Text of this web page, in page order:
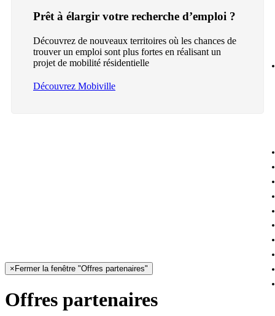
Prêt à élargir votre recherche d’emploi ?
Découvrez de nouveaux territoires où les chances de
trouver un emploi sont plus fortes en réalisant un
projet de mobilité résidentielle
Découvrez Mobiville
× Fermer la fenêtre "Offres partenaires"
Offres partenaires